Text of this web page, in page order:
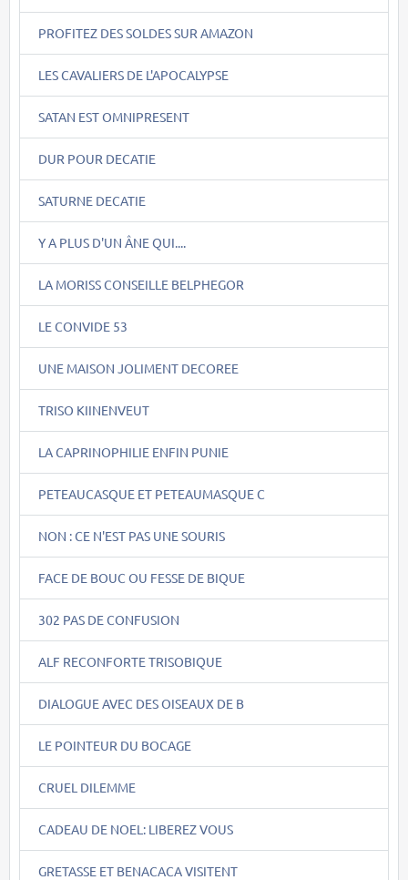
PROFITEZ DES SOLDES SUR AMAZON
LES CAVALIERS DE L'APOCALYPSE
SATAN EST OMNIPRESENT
DUR POUR DECATIE
SATURNE DECATIE
Y A PLUS D'UN ÂNE QUI....
LA MORISS CONSEILLE BELPHEGOR
LE CONVIDE 53
UNE MAISON JOLIMENT DECOREE
TRISO KIINENVEUT
LA CAPRINOPHILIE ENFIN PUNIE
PETEAUCASQUE ET PETEAUMASQUE C
NON : CE N'EST PAS UNE SOURIS
FACE DE BOUC OU FESSE DE BIQUE
302 PAS DE CONFUSION
ALF RECONFORTE TRISOBIQUE
DIALOGUE AVEC DES OISEAUX DE B
LE POINTEUR DU BOCAGE
CRUEL DILEMME
CADEAU DE NOEL: LIBEREZ VOUS
GRETASSE ET BENACACA VISITENT